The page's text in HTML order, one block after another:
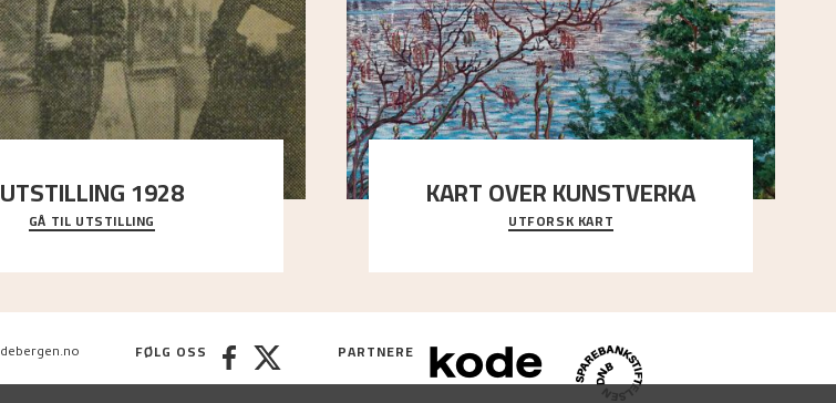
UTSTILLING 1928
i 1928, tok vennene Moritz Kaland
Thorbjørnsen initiativ til å arrang
GÅ TIL UTSTILLING
KART OVER KUNSTVERKA
Utforsk stedene og utsiktene i Astrups malerier
UTFORSK KART
FØLG OSS PARTNERE